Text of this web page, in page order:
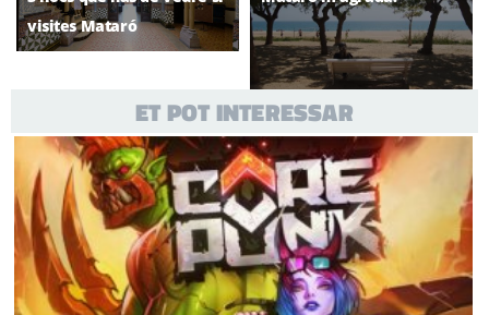
visites Mataró
ET POT INTERESSAR